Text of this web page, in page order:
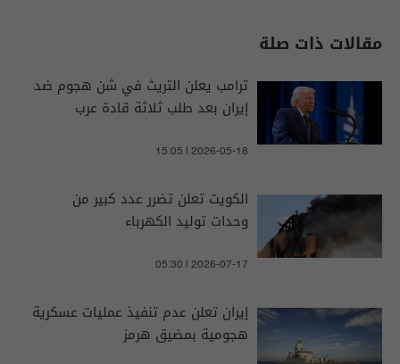
مقالات ذات صلة
ترامب يعلن التريث في شن هجوم ضد
إيران بعد طلب ثلاثة قادة عرب
15:05 | 2026-05-18
الكويت تعلن تضرر عدد كبير من
وحدات توليد الكهرباء
05:30 | 2026-07-17
إيران تعلن عدم تنفيذ عمليات عسكرية
هجومية بمضيق هرمز